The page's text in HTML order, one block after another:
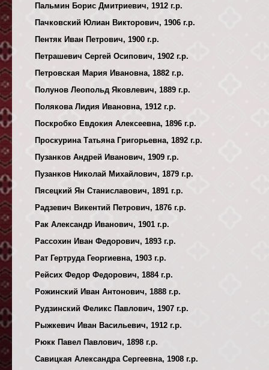
Пальмин Борис Дмитриевич, 1912 г.р.
Пачковский Юлиан Викторович, 1906 г.р.
Пентяк Иван Петрович, 1900 г.р.
Петрашевич Сергей Осипович, 1902 г.р.
Петровская Мария Ивановна, 1882 г.р.
Полунов Леопольд Яковлевич, 1889 г.р.
Полякова Лидия Ивановна, 1912 г.р.
Поскробко Евдокия Алексеевна, 1896 г.р.
Проскурина Татьяна Григорьевна, 1892 г.р.
Пузанков Андрей Иванович, 1909 г.р.
Пузанков Николай Михайлович, 1879 г.р.
Пясецкий Ян Станиславович, 1891 г.р.
Радзевич Викентий Петрович, 1876 г.р.
Рак Александр Иванович, 1901 г.р.
Рассохин Иван Федорович, 1893 г.р.
Рат Гертруда Георгиевна, 1903 г.р.
Рейсих Федор Федорович, 1884 г.р.
Рожинский Иван Антонович, 1888 г.р.
Рудзинский Феликс Павлович, 1907 г.р.
Рыжкевич Иван Васильевич, 1912 г.р.
Рюкк Павел Павлович, 1898 г.р.
Савицкая Александра Сергеевна, 1908 г.р.